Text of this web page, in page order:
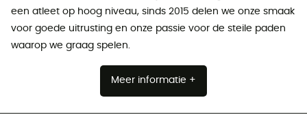
een atleet op hoog niveau, sinds 2015 delen we onze smaak
voor goede uitrusting en onze passie voor de steile paden
waarop we graag spelen.
Meer informatie +